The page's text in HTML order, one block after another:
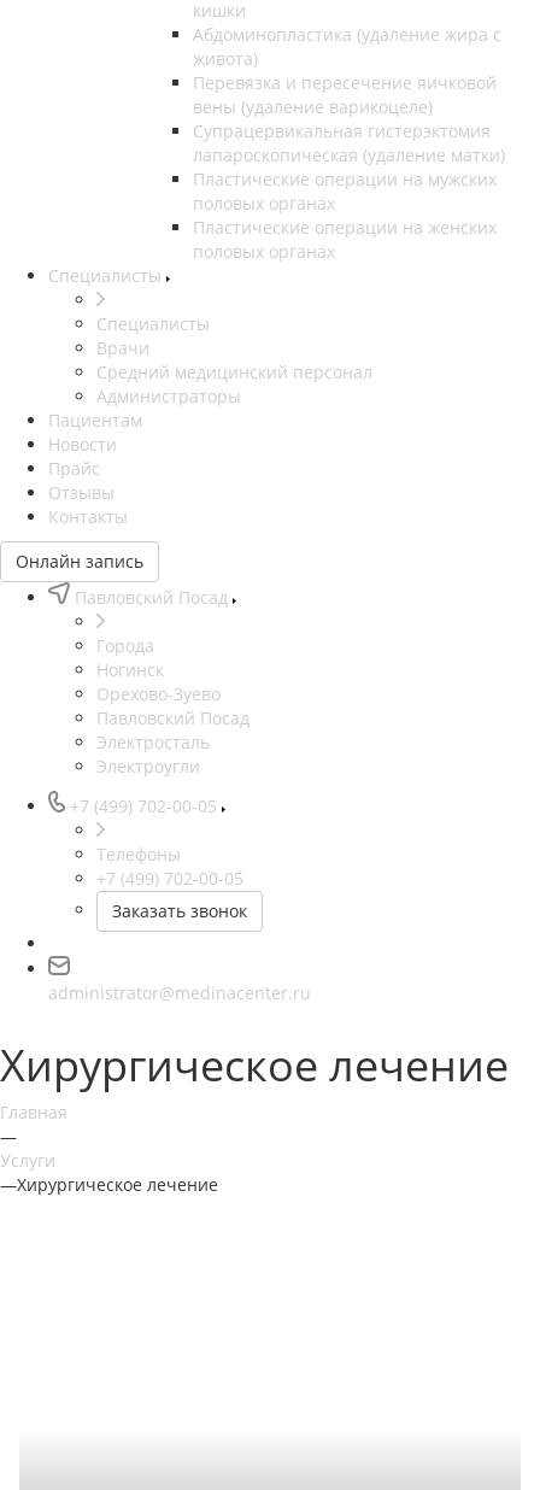
кишки
Абдоминопластика (удаление жира с
живота)
Перевязка и пересечение яичковой
вены (удаление варикоцеле)
Супрацервикальная гистерэктомия
лапароскопическая (удаление матки)
Пластические операции на мужских
половых органах
Пластические операции на женских
половых органах
Специалисты
Специалисты
Врачи
Средний медицинский персонал
Администраторы
Пациентам
Новости
Прайс
Отзывы
Контакты
Онлайн запись
Павловский Посад
Города
Ногинск
Орехово-Зуево
Павловский Посад
Электросталь
Электроугли
+7 (499) 702-00-05
Телефоны
+7 (499) 702-00-05
Заказать звонок
administrator@medinacenter.ru
Хирургическое лечение
Главная
—
Услуги
—Хирургическое лечение